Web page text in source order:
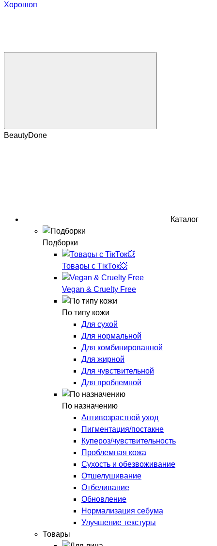
Хорошоп
BeautyDone
Каталог
Подборки
Товары с ТікТок💥
Vegan & Cruelty Free
По типу кожи
Для сухой
Для нормальной
Для комбинированной
Для жирной
Для чувствительной
Для проблемной
По назначению
Антивозрастной уход
Пигментация/постакне
Купероз/чувствительность
Проблемная кожа
Сухость и обезвоживание
Отшелушивание
Отбеливание
Обновление
Нормализация себума
Улучшение текстуры
Товары